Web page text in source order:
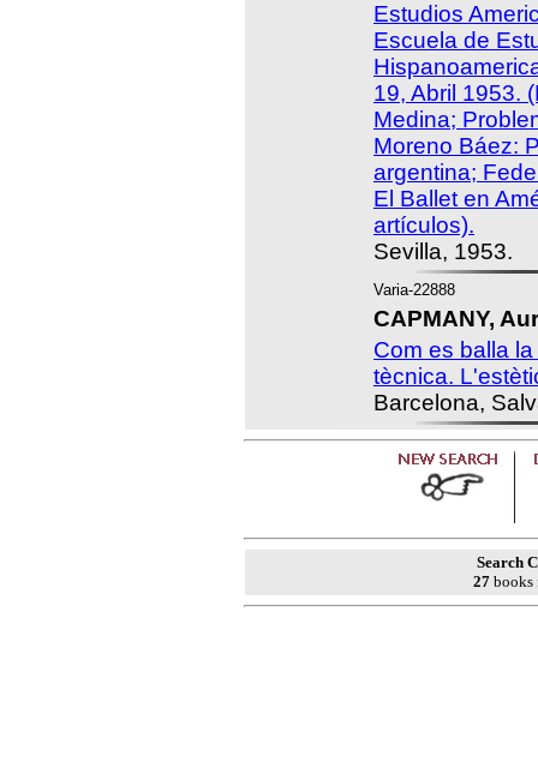
Estudios
Escuela de
19, Abril 1953.
Medina;
Moreno Báez:
argentina;
El Ballet en
artículos).
Sevilla, 1953.
Varia-22888
CAPMANY,
Com es balla
tècnica.
Barcelona,
Search
27books